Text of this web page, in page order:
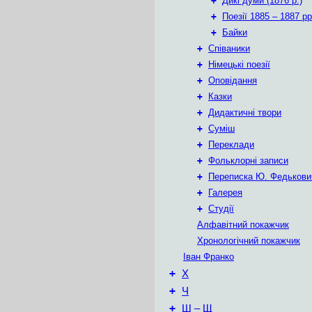
+
Поезії 1885 – 1887
+
Байки
+ Співаники
+
Німецькі поезії
+ Оповідання
+
Казки
+ Дидактичні твори
+ Суміш
+
Переклади
+ Фольклорні записи
+
Переписка Ю.
+
Галерея
+ Студії
Алфавітний покажчик
Хронологічний покажчик
Іван Франко
+ Х
+ Ч
+ Ш – Щ